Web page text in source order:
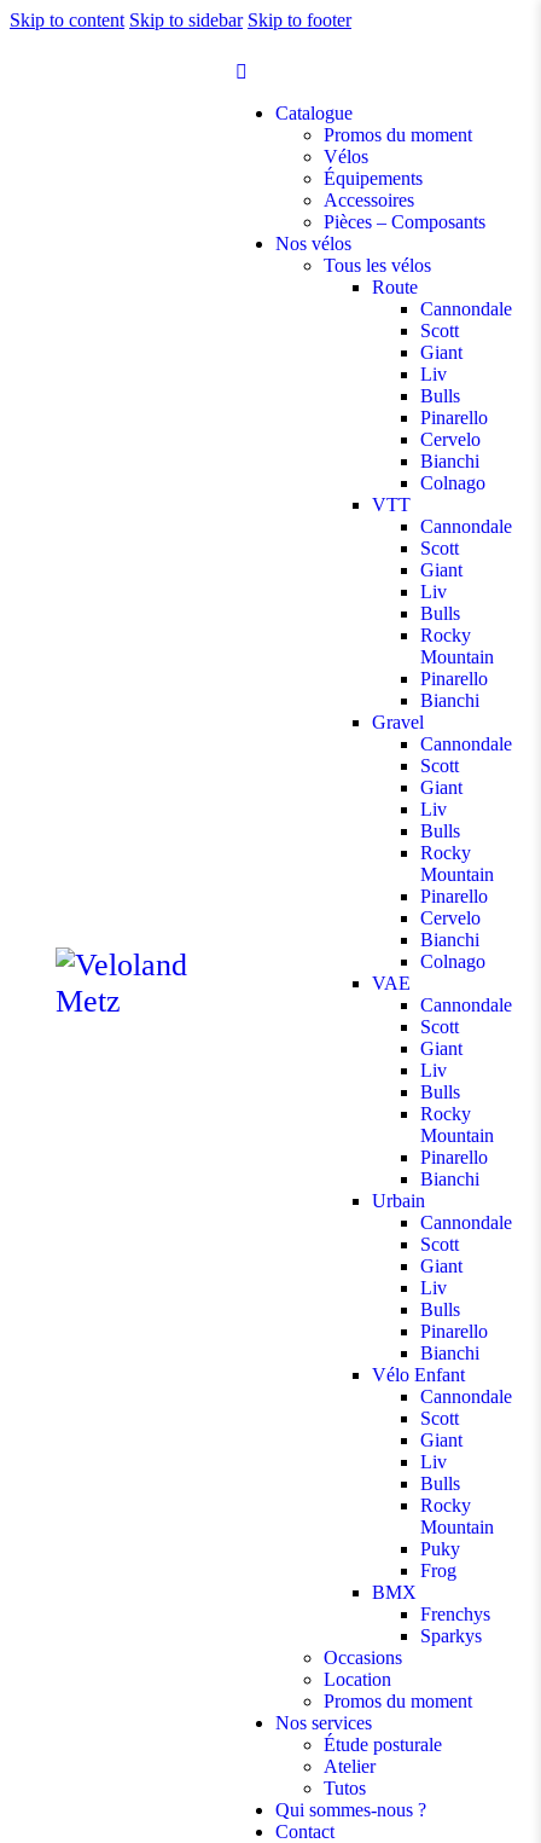
Skip to content Skip to sidebar Skip to footer
Catalogue
Promos du moment
Vélos
Équipements
Accessoires
Pièces – Composants
Nos vélos
Tous les vélos
Route
Cannondale
Scott
Giant
Liv
Bulls
Pinarello
Cervelo
Bianchi
Colnago
VTT
Cannondale
Scott
Giant
Liv
Bulls
Rocky
Mountain
Pinarello
Bianchi
Gravel
Cannondale
Scott
Giant
Liv
Bulls
Rocky
Mountain
Pinarello
Cervelo
Bianchi
Colnago
VAE
Cannondale
Scott
Giant
Liv
Bulls
Rocky
Mountain
Pinarello
Bianchi
Urbain
Cannondale
Scott
Giant
Liv
Bulls
Pinarello
Bianchi
Vélo Enfant
Cannondale
Scott
Giant
Liv
Bulls
Rocky
Mountain
Puky
Frog
BMX
Frenchys
Sparkys
Occasions
Location
Promos du moment
Nos services
Étude posturale
Atelier
Tutos
Qui sommes-nous ?
Contact